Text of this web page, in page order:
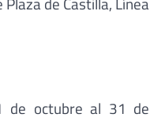
de octubre al 31 de